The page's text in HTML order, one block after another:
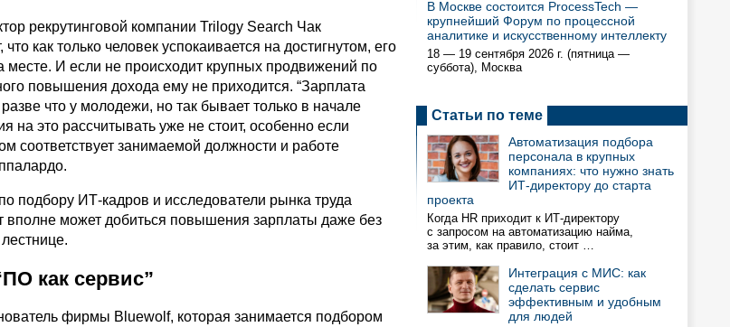
рекрутинговой компании Trilogy Search Чак
как только человек успокаивается на достигнутом, его
месте. И если не происходит крупных продвижений по
повышения дохода ему не приходится. “Зарплата
что у молодежи, но так бывает только в начале
на это рассчитывать уже не стоит, особенно если
соответствует занимаемой должности и работе
подбору ИТ-кадров и исследователи рынка труда
вполне может добиться повышения зарплаты даже без
как сервис”
фирмы Bluewolf, которая занимается подбором
В Москве состоится ProcessTech —
крупнейший Форум по процессной
аналитике и искусственному интеллекту
18 — 19 сентября 2026 г. (пятница —
суббота), Москва
Статьи по теме
Автоматизация подбора
персонала в крупных
компаниях: что нужно знать
ИТ-директору до старта
проекта
Когда HR приходит к ИТ-директору
с запросом на автоматизацию найма,
за этим, как правило, стоит …
Интеграция с МИС: как
сделать сервис
эффективным и удобным
для людей